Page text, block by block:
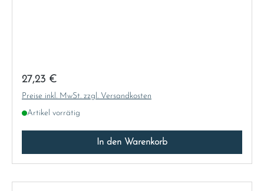
Regulärer Preis:
27,23 €
Preise inkl. MwSt. zzgl. Versandkosten
Artikel vorrätig
In den Warenkorb